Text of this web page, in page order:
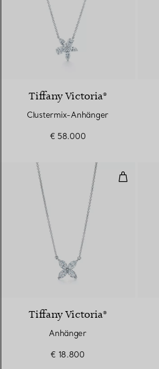
Tiffany Victoria®
Clustermix-Anhänger
€ 58.000
Anhänger
Tiffany Victoria®
Anhänger
€ 18.800